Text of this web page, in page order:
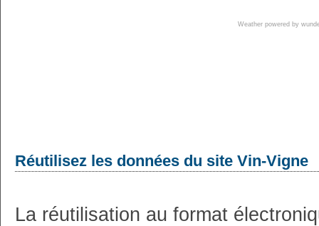
Weather powered by
Réutilisez les données du site Vin-Vigne
La réutilisation au format